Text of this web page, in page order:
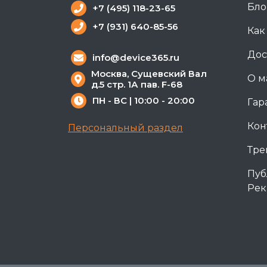
О
+7 (495) 118-23-65
+7 (931) 640-85-56
info@device365.ru
Москва, Сущевский Вал
д.5 стр. 1А пав. F-68
ПН - ВС | 10:00 - 20:00
Персональный раздел